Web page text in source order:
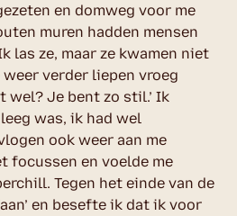
en domweg voor me
muren hadden mensen
las ze, maar ze kwamen niet
verder liepen vroeg
wel? Je bent zo stil.’ Ik
was, ik had wel
ook weer aan me
focussen en voelde me
Tegen het einde van de
en besefte ik dat ik voor